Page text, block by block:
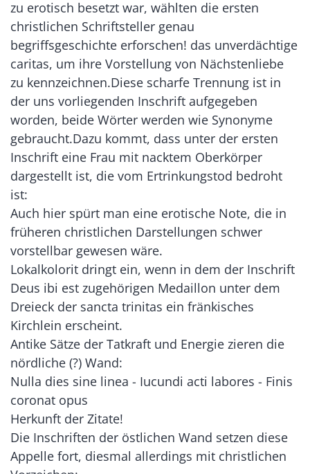
zu erotisch besetzt war, wählten die ersten
christlichen Schriftsteller genau
begriffsgeschichte erforschen! das unverdächtige
caritas, um ihre Vorstellung von Nächstenliebe
zu kennzeichnen.Diese scharfe Trennung ist in
der uns vorliegenden Inschrift aufgegeben
worden, beide Wörter werden wie Synonyme
gebraucht.Dazu kommt, dass unter der ersten
Inschrift eine Frau mit nacktem Oberkörper
dargestellt ist, die vom Ertrinkungstod bedroht
ist:
Auch hier spürt man eine erotische Note, die in
früheren christlichen Darstellungen schwer
vorstellbar gewesen wäre.
Lokalkolorit dringt ein, wenn in dem der Inschrift
Deus ibi est zugehörigen Medaillon unter dem
Dreieck der sancta trinitas ein fränkisches
Kirchlein erscheint.
Antike Sätze der Tatkraft und Energie zieren die
nördliche (?) Wand:
Nulla dies sine linea - Iucundi acti labores - Finis
coronat opus
Herkunft der Zitate!
Die Inschriften der östlichen Wand setzen diese
Appelle fort, diesmal allerdings mit christlichen